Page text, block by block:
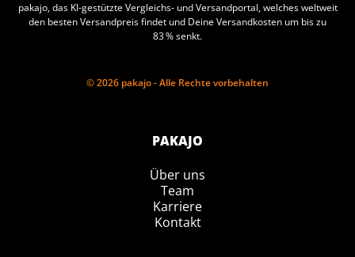
pakajo, das KI-gestützte Vergleichs- und Versandportal, welches weltweit
den besten Versandpreis findet und Deine Versandkosten um bis zu
83 % senkt.
© 2026 pakajo - Alle Rechte vorbehalten
PAKAJO
Über uns
Team
Karriere
Kontakt